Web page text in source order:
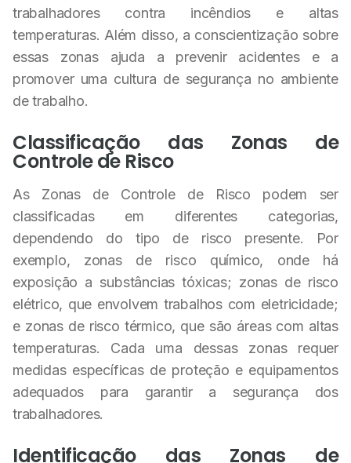
trabalhadores contra incêndios e altas
temperaturas. Além disso, a conscientização sobre
essas zonas ajuda a prevenir acidentes e a
promover uma cultura de segurança no ambiente
de trabalho.
Classificação das Zonas de
Controle de Risco
As Zonas de Controle de Risco podem ser
classificadas em diferentes categorias,
dependendo do tipo de risco presente. Por
exemplo, zonas de risco químico, onde há
exposição a substâncias tóxicas; zonas de risco
elétrico, que envolvem trabalhos com eletricidade;
e zonas de risco térmico, que são áreas com altas
temperaturas. Cada uma dessas zonas requer
medidas específicas de proteção e equipamentos
adequados para garantir a segurança dos
trabalhadores.
Identificação das Zonas de